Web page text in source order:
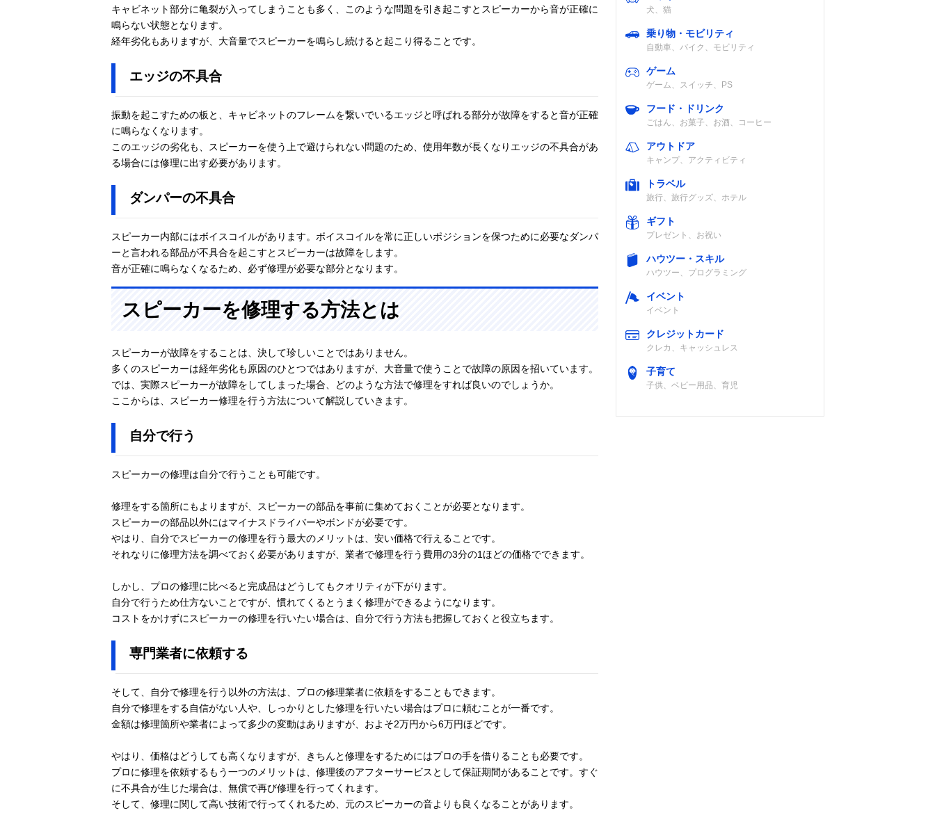
キャビネット部分に亀裂が入ってしまうことも多く、このような問題を引き起こすとスピーカーから音が正確に
鳴らない状態となります。
経年劣化もありますが、大音量でスピーカーを鳴らし続けると起こり得ることです。
エッジの不具合
振動を起こすための板と、キャビネットのフレームを繋いでいるエッジと呼ばれる部分が故障をすると音が正確
に鳴らなくなります。
このエッジの劣化も、スピーカーを使う上で避けられない問題のため、使用年数が長くなりエッジの不具合があ
る場合には修理に出す必要があります。
ダンパーの不具合
スピーカー内部にはボイスコイルがあります。ボイスコイルを常に正しいポジションを保つために必要なダンパ
ーと言われる部品が不具合を起こすとスピーカーは故障をします。
音が正確に鳴らなくなるため、必ず修理が必要な部分となります。
スピーカーを修理する方法とは
スピーカーが故障をすることは、決して珍しいことではありません。
多くのスピーカーは経年劣化も原因のひとつではありますが、大音量で使うことで故障の原因を招いています。
では、実際スピーカーが故障をしてしまった場合、どのような方法で修理をすれば良いのでしょうか。
ここからは、スピーカー修理を行う方法について解説していきます。
自分で行う
スピーカーの修理は自分で行うことも可能です。
修理をする箇所にもよりますが、スピーカーの部品を事前に集めておくことが必要となります。
スピーカーの部品以外にはマイナスドライバーやボンドが必要です。
やはり、自分でスピーカーの修理を行う最大のメリットは、安い価格で行えることです。
それなりに修理方法を調べておく必要がありますが、業者で修理を行う費用の3分の1ほどの価格でできます。
しかし、プロの修理に比べると完成品はどうしてもクオリティが下がります。
自分で行うため仕方ないことですが、慣れてくるとうまく修理ができるようになります。
コストをかけずにスピーカーの修理を行いたい場合は、自分で行う方法も把握しておくと役立ちます。
専門業者に依頼する
そして、自分で修理を行う以外の方法は、プロの修理業者に依頼をすることもできます。
自分で修理をする自信がない人や、しっかりとした修理を行いたい場合はプロに頼むことが一番です。
金額は修理箇所や業者によって多少の変動はありますが、およそ2万円から6万円ほどです。
やはり、価格はどうしても高くなりますが、きちんと修理をするためにはプロの手を借りることも必要です。
プロに修理を依頼するもう一つのメリットは、修理後のアフターサービスとして保証期間があることです。すぐ
に不具合が生じた場合は、無償で再び修理を行ってくれます。
そして、修理に関して高い技術で行ってくれるため、元のスピーカーの音よりも良くなることがあります。
犬、猫
乗り物・モビリティ
自動車、バイク、モビリティ
ゲーム
ゲーム、スイッチ、PS
フード・ドリンク
ごはん、お菓子、お酒、コーヒー
アウトドア
キャンプ、アクティビティ
トラベル
旅行、旅行グッズ、ホテル
ギフト
プレゼント、お祝い
ハウツー・スキル
ハウツー、プログラミング
イベント
イベント
クレジットカード
クレカ、キャッシュレス
子育て
子供、ベビー用品、育児